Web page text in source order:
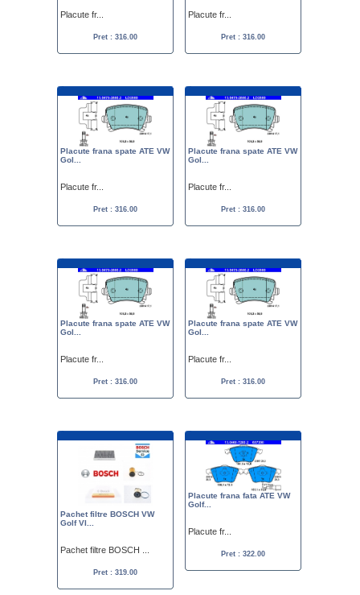
Placute fr...
Pret : 316.00
Placute fr...
Pret : 316.00
Placute frana spate ATE VW
Gol...
Placute fr...
Pret : 316.00
Placute frana spate ATE VW
Gol...
Placute fr...
Pret : 316.00
Placute frana spate ATE VW
Gol...
Placute fr...
Pret : 316.00
Placute frana spate ATE VW
Gol...
Placute fr...
Pret : 316.00
Pachet filtre BOSCH VW
Golf VI...
Pachet filtre BOSCH ...
Pret : 319.00
Placute frana fata ATE VW
Golf...
Placute fr...
Pret : 322.00